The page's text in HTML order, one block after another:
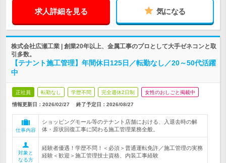
求人詳細を見る 気になる
株式会社広瀬工業 | 創業20年以上、金属工事のプロとして大手ゼネコンと取
引多数。
【テナント施工管理】年間休日125日／転勤なし／20～50代活躍
中
正社員 転勤なし 学歴不問 完全週休2日制 女性のおしごと掲載中
情報更新日：2026/02/27 終了予定日： 2026/08/27
仕事内容
ショッピングモール等のテナント店舗における、入退去時の解
体・原状回復工事に関わる施工管理業務全般。
対象と
なる方
経験者優遇！学歴不問！＜必須＞普通運転免許／施工管理の実務
経験＜歓迎＞施工管理技士資格、内装工事経験